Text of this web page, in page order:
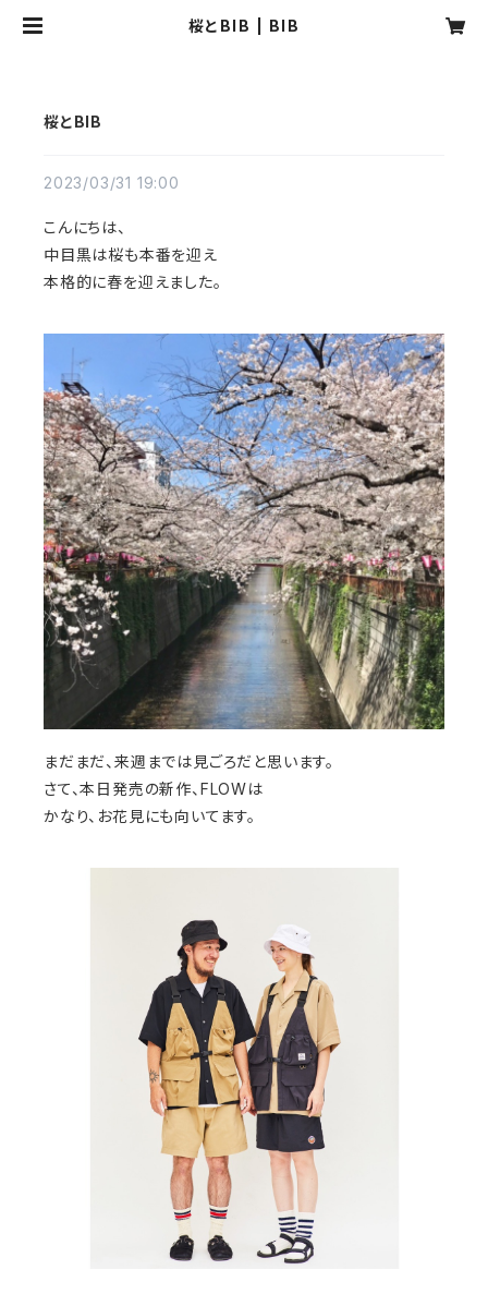
桜とBIB | BIB
桜とBIB
2023/03/31 19:00
こんにちは、
中目黒は桜も本番を迎え
本格的に春を迎えました。
まだまだ、来週までは見ごろだと思います。
さて、本日発売の新作、FLOWは
かなり、お花見にも向いてます。